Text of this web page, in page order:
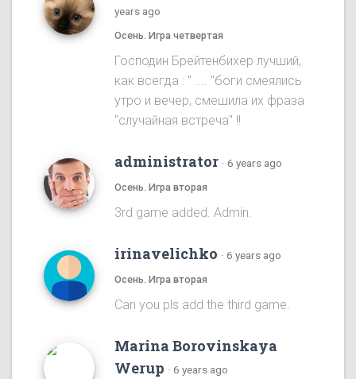
years ago
Осень. Игра четвертая
Господин Брейтенбихер лучший,
как всегда : " .... "боги смеялись
утро и вечер, смешила их фраза
"случайная встреча" !!
administrator · 6 years ago
Осень. Игра вторая
3rd game added. Admin.
irinavelichko · 6 years ago
Осень. Игра вторая
Can you pls add the third game.
Marina Borovinskaya
Werup · 6 years ago